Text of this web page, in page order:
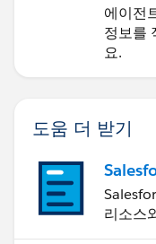
에이전
정보를
요.
도움 더 받기
리소스